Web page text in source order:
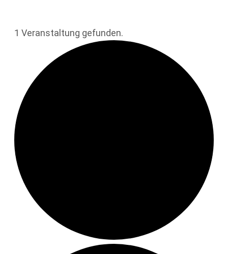
1 Veranstaltung gefunden.